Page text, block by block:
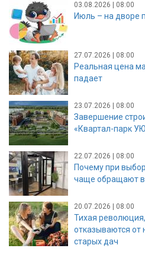
03.08.2026 | 08:00
Июль – на дворе
27.07.2026 | 08:00
Реальная цена
падает
23.07.2026 | 08:00
Завершение
«Квартал-парк
22.07.2026 | 08:00
Почему при
чаще обращают
20.07.2026 | 08:00
Тихая
отказываются от
старых дач